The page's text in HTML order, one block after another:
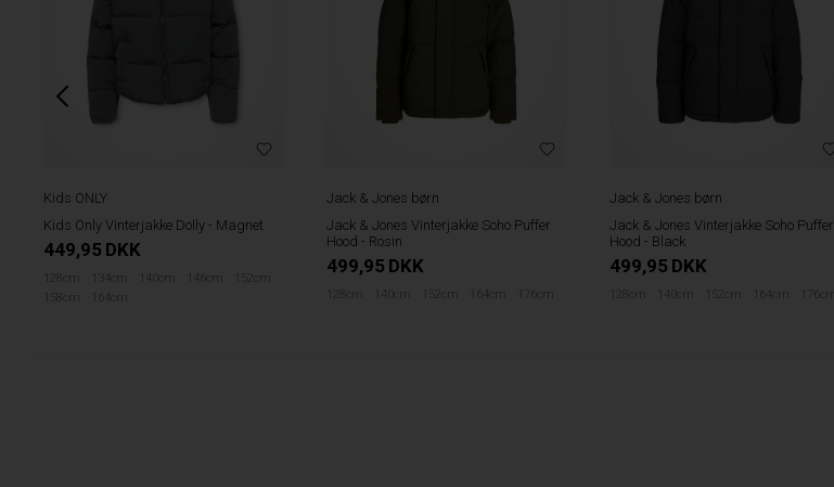
Kids ONLY
Kids Only Vinterjakke Dolly - Magnet
449,95 DKK
128cm 134cm 140cm 146cm
152cm
158cm
164cm
Jack & Jones børn
Jack & Jones Vinterjakke Soho Puffer
Hood - Rosin
499,95 DKK
128cm 140cm 152cm 164cm 176cm
Jack & Jones børn
Jack & Jones Vinterjakke Soho Puffer
Hood - Black
499,95 DKK
128cm 140cm 152cm 164cm 176cm